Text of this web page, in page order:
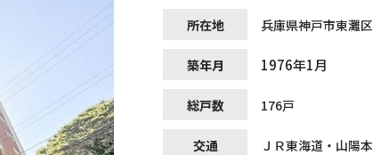
所在地 兵庫県神戸市東灘
築年月 1976年1月
総戸数 176戸
交通
ＪＲ東海道・山